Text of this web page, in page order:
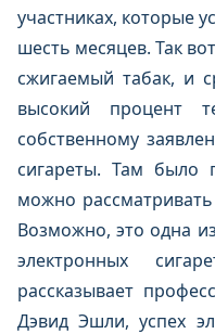
участниках, которые
шесть месяцев. Так
сжигаемый табак, и
высокий
собственному
сигареты. Там было
можно
Возможно, это одна
электронных
рассказывает
Дэвид Эшли, успех